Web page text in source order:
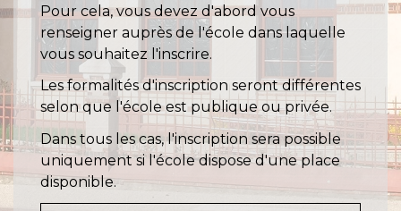
Pour cela, vous devez d'abord vous
renseigner auprès de l'école dans laquelle
vous souhaitez l'inscrire.
Les formalités d'inscription seront différentes
selon que l'école est publique ou privée.
Dans tous les cas, l'inscription sera possible
uniquement si l'école dispose d'une place
disponible.